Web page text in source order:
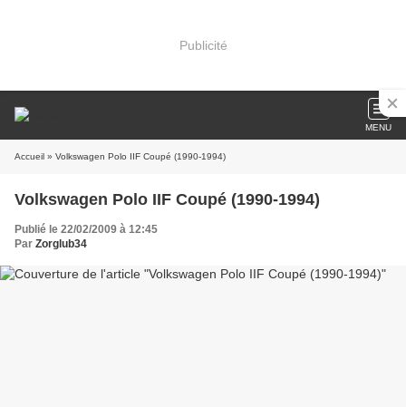
Publicité
MENU
Accueil » Volkswagen Polo IIF Coupé (1990-1994)
Volkswagen Polo IIF Coupé (1990-1994)
Publié le 22/02/2009 à 12:45
Par Zorglub34